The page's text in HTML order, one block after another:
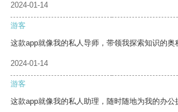
2024-01-14
游客
这款app就像我的私人导师，带领我探索知识的奥
2024-01-14
游客
这款app就像我的私人助理，随时随地为我的办公